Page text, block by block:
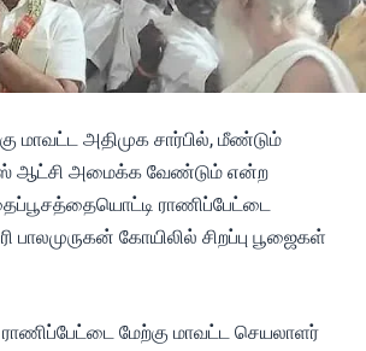
மாவட்ட அதிமுக சார்பில், மீண்டும்
ஆட்சி அமைக்க வேண்டும் என்ற
ராணிப்பேட்டை
பாலமுருகன் கோயிலில் சிறப்பு பூஜைகள்
ராணிப்பேட்டை மேற்கு மாவட்ட செயலாளர்